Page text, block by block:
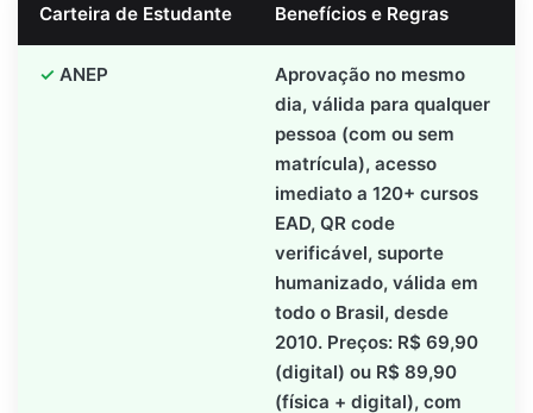
Carteira de Estudante Benefícios e Regras
ANEP
Aprovação no mesmo
dia, válida para qualquer
pessoa (com ou sem
matrícula), acesso
imediato a 120+ cursos
EAD, QR code
verificável, suporte
humanizado, válida em
todo o Brasil, desde
2010. Preços: R$ 69,90
(digital) ou R$ 89,90
(física + digital), com